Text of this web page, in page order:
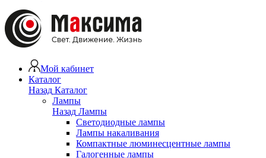
Мой кабинет
Каталог
Назад Каталог
Лампы
Назад Лампы
Светодиодные лампы
Лампы накаливания
Компактные люминесцентные лампы
Галогенные лампы